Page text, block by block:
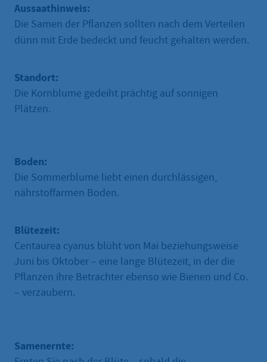
Aussaathinweis:
Die Samen der Pflanzen sollten nach dem Verteilen
dünn mit Erde bedeckt und feucht gehalten werden.
Standort:
Die Kornblume gedeiht prächtig auf sonnigen
Plätzen.
Boden:
Die Sommerblume liebt einen durchlässigen,
nährstoffarmen Boden.
Blütezeit:
Centaurea cyanus blüht von Mai beziehungsweise
Juni bis Oktober – eine lange Blütezeit, in der die
Pflanzen ihre Betrachter ebenso wie Bienen und Co.
– verzaubern.
Samenernte: